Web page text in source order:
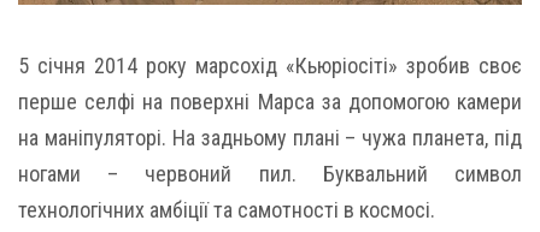
5 січня 2014 року марсохід «Кьюріосіті» зробив своє
перше селфі на поверхні Марса за допомогою камери
на маніпуляторі. На задньому плані – чужа планета, під
ногами – червоний пил. Буквальний символ
технологічних амбіції та самотності в космосі.